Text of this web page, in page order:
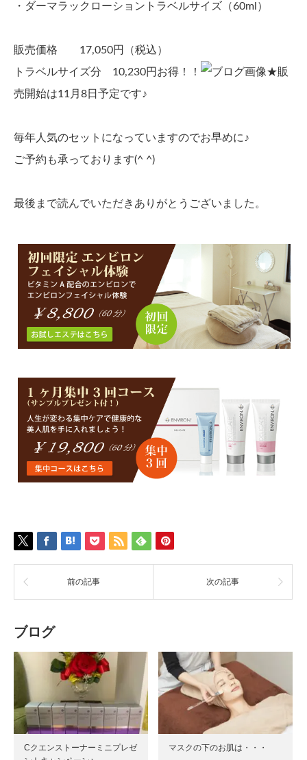
・ダーマラックローショントラベルサイズ（60ml）
販売価格 17,050円（税込）
トラベルサイズ分 10,230円お得！！
★販
売開始は11月8日予定です♪
毎年人気のセットになっていますのでお早めに♪
ご予約も承っております(^ ^)
最後まで読んでいただきありがとうございました。
前の記事 次の記事
ブログ
Cクエンストーナーミニプレゼ
マスクの下のお肌は・・・